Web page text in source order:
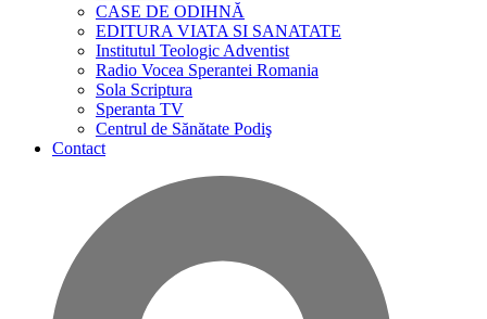
CASE DE ODIHNĂ
EDITURA VIATA SI SANATATE
Institutul Teologic Adventist
Radio Vocea Sperantei Romania
Sola Scriptura
Speranta TV
Centrul de Sănătate Podiş
Contact